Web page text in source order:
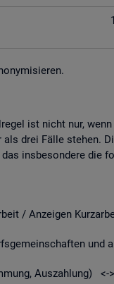
1
ist nicht nur,
drei Fälle ste­hen.
ins­be­son­de­re die
und
Aus­zah­lung)